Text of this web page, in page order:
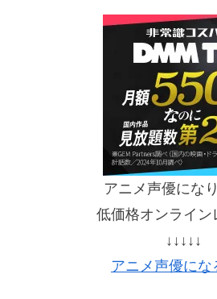
アニメ声優にな
低価格オンライン
↓↓↓↓↓
アニメ声優にな